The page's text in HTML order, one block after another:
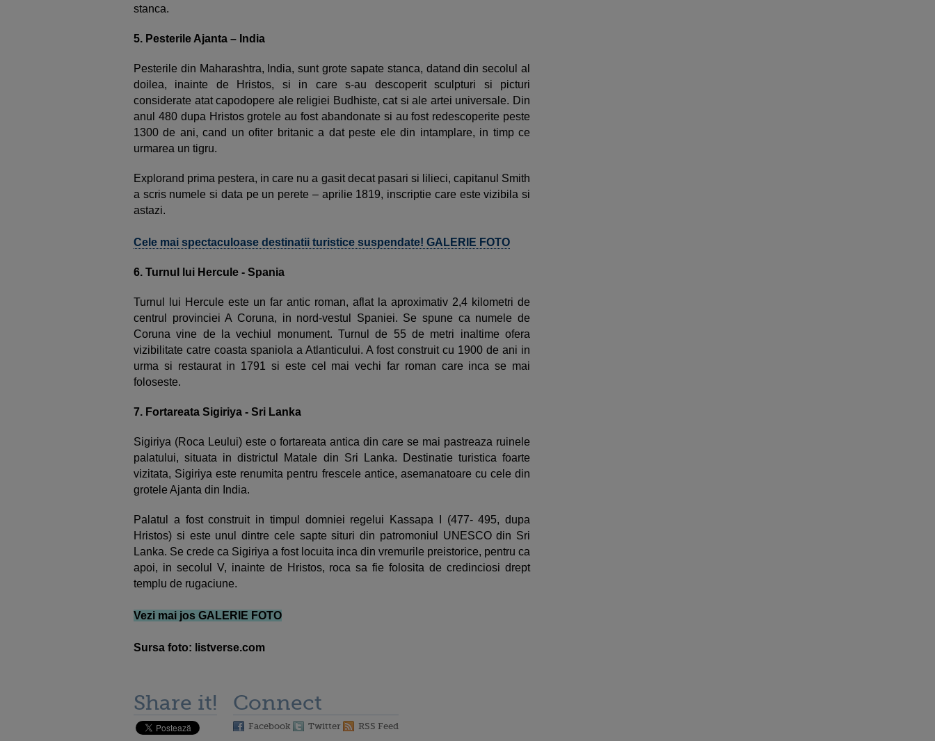
stanca.
5. Pesterile Ajanta – India
Pesterile din Maharashtra, India, sunt grote sapate stanca, datand din secolul al
doilea, inainte de Hristos, si in care s-au descoperit sculpturi si picturi
considerate atat capodopere ale religiei Budhiste, cat si ale artei universale. Din
anul 480 dupa Hristos grotele au fost abandonate si au fost redescoperite peste
1300 de ani, cand un ofiter britanic a dat peste ele din intamplare, in timp ce
urmarea un tigru.
Explorand prima pestera, in care nu a gasit decat pasari si lilieci, capitanul Smith
a scris numele si data pe un perete – aprilie 1819, inscriptie care este vizibila si
astazi.
Cele mai spectaculoase destinatii turistice suspendate! GALERIE FOTO
6. Turnul lui Hercule - Spania
Turnul lui Hercule este un far antic roman, aflat la aproximativ 2,4 kilometri de
centrul provinciei A Coruna, in nord-vestul Spaniei. Se spune ca numele de
Coruna vine de la vechiul monument. Turnul de 55 de metri inaltime ofera
vizibilitate catre coasta spaniola a Atlanticului. A fost construit cu 1900 de ani in
urma si restaurat in 1791 si este cel mai vechi far roman care inca se mai
foloseste.
7. Fortareata Sigiriya - Sri Lanka
Sigiriya (Roca Leului) este o fortareata antica din care se mai pastreaza ruinele
palatului, situata in districtul Matale din Sri Lanka. Destinatie turistica foarte
vizitata, Sigiriya este renumita pentru frescele antice, asemanatoare cu cele din
grotele Ajanta din India.
Palatul a fost construit in timpul domniei regelui Kassapa I (477- 495, dupa
Hristos) si este unul dintre cele sapte situri din patromoniul UNESCO din Sri
Lanka. Se crede ca Sigiriya a fost locuita inca din vremurile preistorice, pentru ca
apoi, in secolul V, inainte de Hristos, roca sa fie folosita de credinciosi drept
templu de rugaciune.
Vezi mai jos GALERIE FOTO
Sursa foto: listverse.com
Share it! Connect
Facebook Twitter RSS Feed